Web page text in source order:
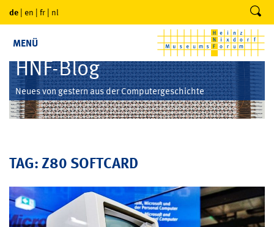
de | en | fr | nl
MENÜ
HNF-Blog
Neues von gestern aus der Computergeschichte
TAG: Z80 SOFTCARD